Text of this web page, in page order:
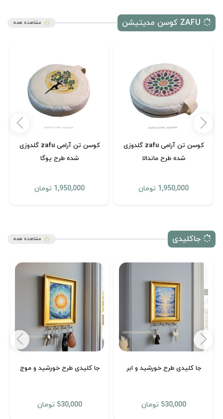
کوسن مدیتیشن ZAFU مشاهده همه
کوسن تن آرامی zafu گلدوزی
شده طرح ماندالا
1,950,000 تومان
کوسن تن آرامی zafu گلدوزی
شده طرح یوگا
1,950,000 تومان
مشاهده همه
جا کلیدی طرح خورشید و ابر
530,000 تومان
جا کلیدی طرح خورشید و موج
530,000 تومان